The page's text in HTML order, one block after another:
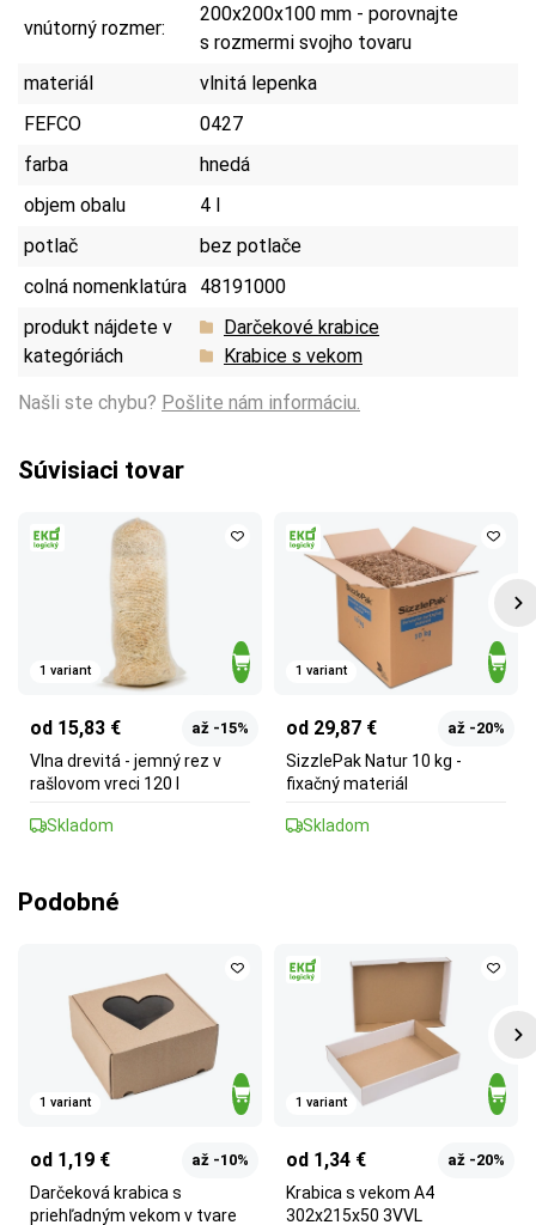
vnútorný rozmer:
200x200x100 mm - porovnajte
s rozmermi svojho tovaru
materiál
vlnitá lepenka
FEFCO
0427
farba
hnedá
objem obalu
4 l
potlač
bez potlače
colná nomenklatúra
48191000
produkt nájdete v
kategóriách
Darčekové krabice
Krabice s vekom
Našli ste chybu? Pošlite nám informáciu.
Súvisiaci tovar
1 variant
od 15,83 € až -15%
Vlna drevitá - jemný rez v
rašlovom vreci 120 l
Skladom
1 variant
od 29,87 € až -20%
SizzlePak Natur 10 kg -
fixačný materiál
Skladom
Podobné
1 variant
od 1,19 € až -10%
Darčeková krabica s
priehľadným vekom v tvare
1 variant
od 1,34 € až -20%
Krabica s vekom A4
302x215x50 3VVL